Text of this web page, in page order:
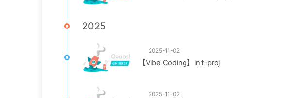
2025
2025-11-02
【Vibe Coding】init-proj
2025-11-02